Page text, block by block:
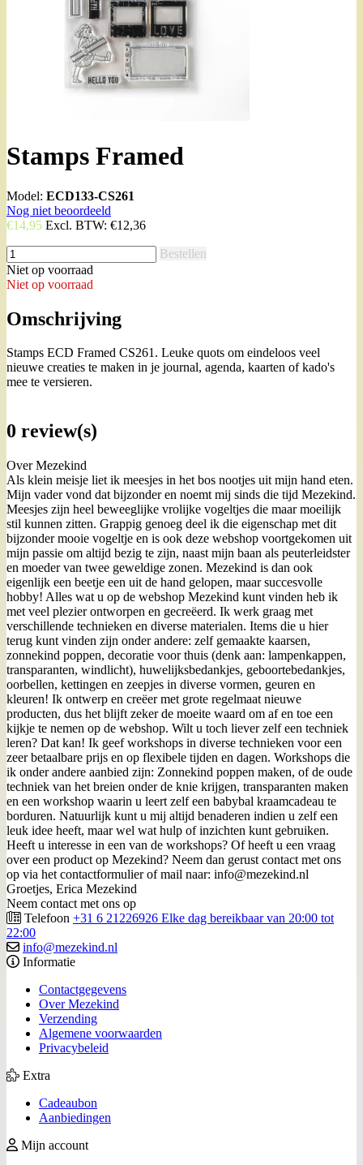
Stamps Framed
Model: ECD133-CS261
Nog niet beoordeeld
€14,95 Excl. BTW: €12,36
Bestellen
Niet op voorraad
Niet op voorraad
Omschrijving
Stamps ECD Framed CS261. Leuke quots om eindeloos veel
nieuwe creaties te maken in je journal, agenda, kaarten of kado's
mee te versieren.
0 review(s)
Over Mezekind
Als klein meisje liet ik meesjes in het bos nootjes uit mijn hand eten.
Mijn vader vond dat bijzonder en noemt mij sinds die tijd Mezekind.
Meesjes zijn heel beweeglijke vrolijke vogeltjes die maar moeilijk
stil kunnen zitten. Grappig genoeg deel ik die eigenschap met dit
bijzonder mooie vogeltje en is ook deze webshop voortgekomen uit
mijn passie om altijd bezig te zijn, naast mijn baan als peuterleidster
en moeder van twee geweldige zonen. Mezekind is dan ook
eigenlijk een beetje een uit de hand gelopen, maar succesvolle
hobby! Alles wat u op de webshop Mezekind kunt vinden heb ik
met veel plezier ontworpen en gecreëerd. Ik werk graag met
verschillende technieken en diverse materialen. Items die u hier
terug kunt vinden zijn onder andere: zelf gemaakte kaarsen,
zonnekind poppen, decoratie voor thuis (denk aan: lampenkappen,
transparanten, windlicht), huwelijksbedankjes, geboortebedankjes,
oorbellen, kettingen en zeepjes in diverse vormen, geuren en
kleuren! Ik ontwerp en creëer met grote regelmaat nieuwe
producten, dus het blijft zeker de moeite waard om af en toe een
kijkje te nemen op de webshop. Wilt u toch liever zelf een techniek
leren? Dat kan! Ik geef workshops in diverse technieken voor een
zeer betaalbare prijs en op flexibele tijden en dagen. Workshops die
ik onder andere aanbied zijn: Zonnekind poppen maken, of de oude
techniek van het breien onder de knie krijgen, transparanten maken
en een workshop waarin u leert zelf een babybal kraamcadeau te
borduren. Natuurlijk kunt u mij altijd benaderen indien u zelf een
leuk idee heeft, maar wel wat hulp of inzichten kunt gebruiken.
Heeft u interesse in een van de workshops? Of heeft u een vraag
over een product op Mezekind? Neem dan gerust contact met ons
op via het contactformulier of mail naar: info@mezekind.nl
Groetjes, Erica Mezekind
Neem contact met ons op
Telefoon +31 6 21226926 Elke dag bereikbaar van 20:00 tot
22:00
info@mezekind.nl
Informatie
Contactgegevens
Over Mezekind
Verzending
Algemene voorwaarden
Privacybeleid
Extra
Cadeaubon
Aanbiedingen
Mijn account